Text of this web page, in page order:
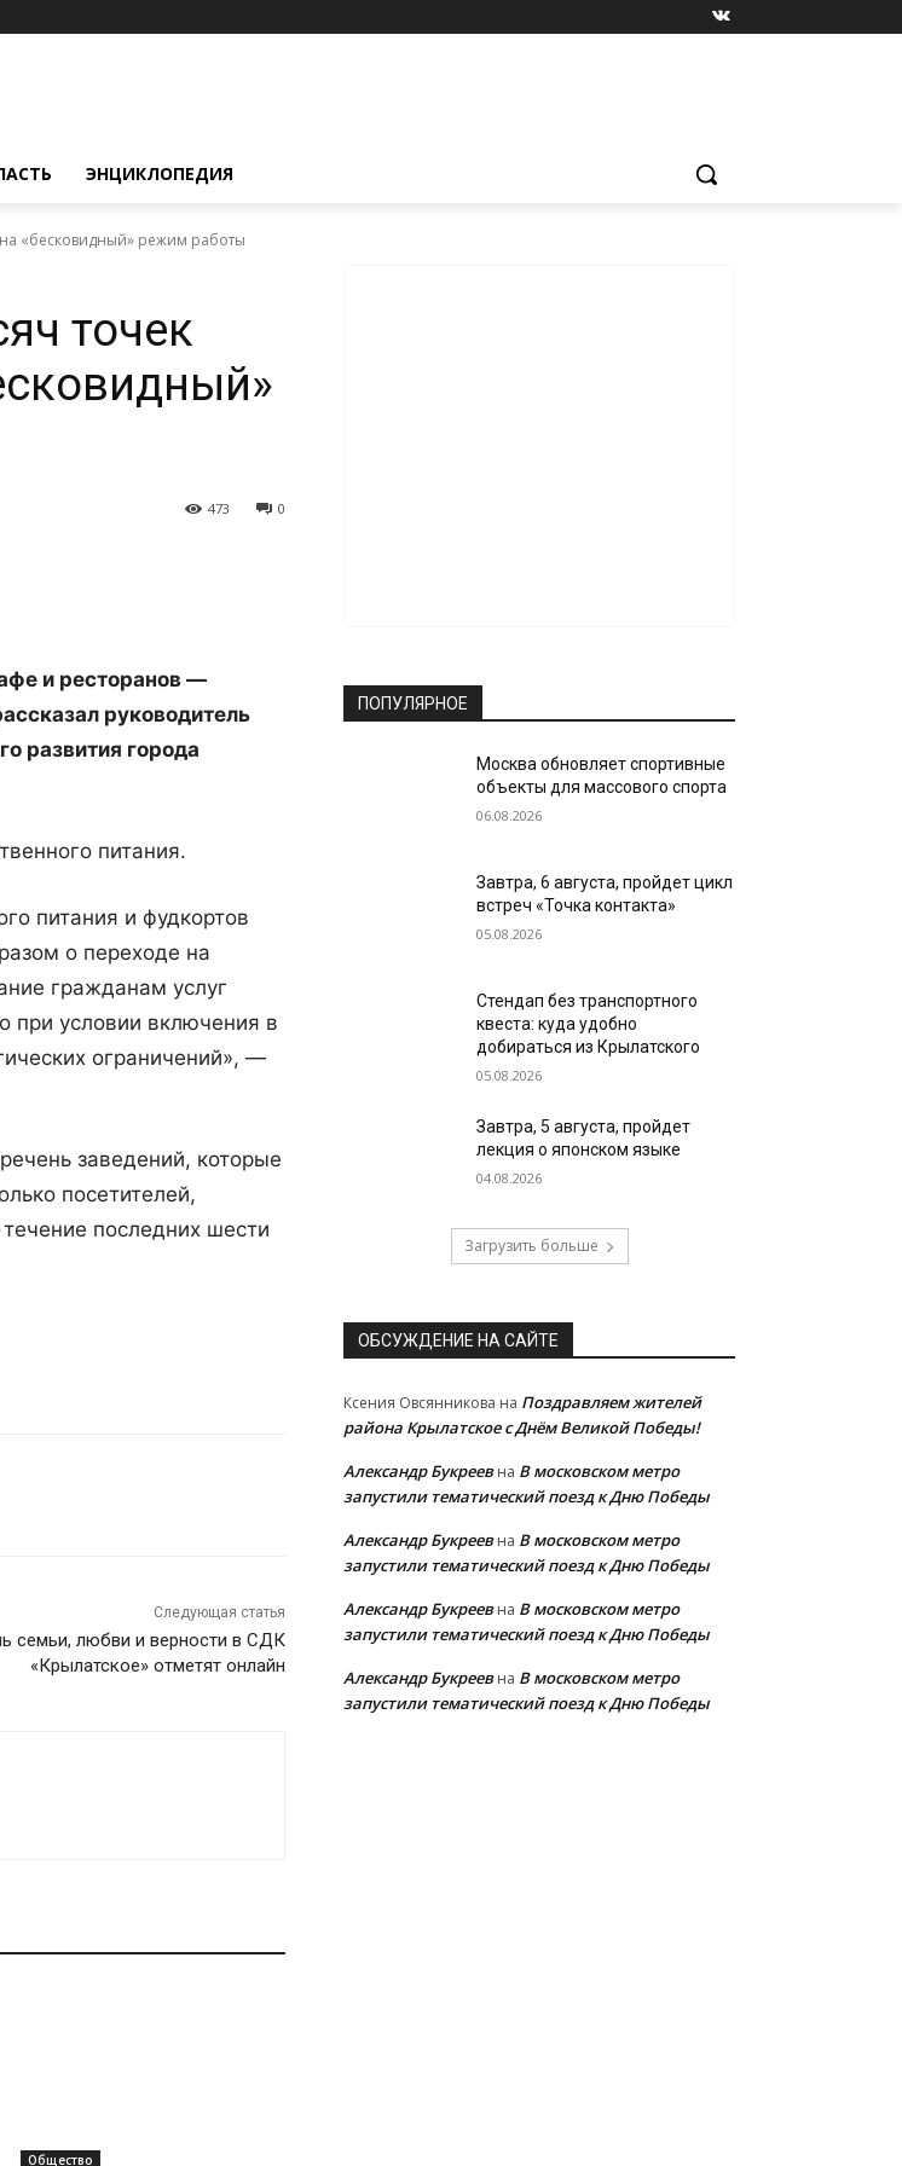
ЭНЦИКЛОПЕДИЯ
«бесковидный» режим работы
точек
0
473
и ресторанов —
руководитель
развития города
питания.
питания и фудкортов
о переходе на
гражданам услуг
при условии включения в
ограничений», —
заведений, которые
посетителей,
последних шести
Следующая статья
семьи, любви и верности в СДК
«Крылатское» отметят онлайн
Общество
ПОПУЛЯРНОЕ
Москва обновляет спортивные
объекты для массового спорта
06.08.2026
Завтра, 6 августа, пройдет цикл
встреч «Точка контакта»
05.08.2026
Стендап без транспортного
квеста: куда удобно
добираться из Крылатского
05.08.2026
Завтра, 5 августа, пройдет
лекция о японском языке
04.08.2026
Загрузить больше
ОБСУЖДЕНИЕ НА САЙТЕ
Ксения Овсянникова на Поздравляем жителей
района Крылатское с Днём Великой Победы!
Александр Букреевна В московском метро
запустили тематический поезд к Дню Победы
Александр Букреевна В московском метро
запустили тематический поезд к Дню Победы
Александр Букреевна В московском метро
запустили тематический поезд к Дню Победы
Александр Букреевна В московском метро
запустили тематический поезд к Дню Победы